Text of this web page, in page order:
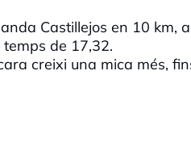
Castillejos en 10 km,
de 17,32.
creixi una mica més,